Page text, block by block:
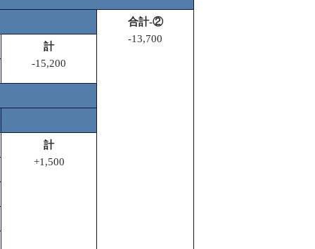
合計-②
-13,700
計
-15,200
計
+1,500